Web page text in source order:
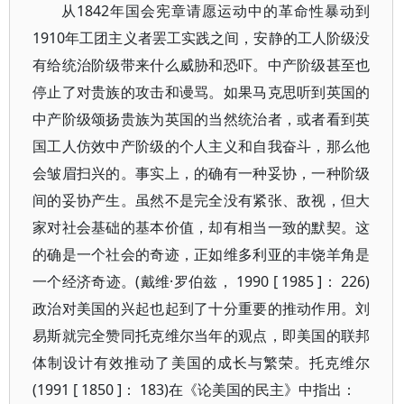
从1842年国会宪章请愿运动中的革命性暴动到
1910年工团主义者罢工实践之间，安静的工人阶级没
有给统治阶级带来什么威胁和恐吓。中产阶级甚至也
停止了对贵族的攻击和谩骂。如果马克思听到英国的
中产阶级颂扬贵族为英国的当然统治者，或者看到英
国工人仿效中产阶级的个人主义和自我奋斗，那么他
会皱眉扫兴的。事实上，的确有一种妥协，一种阶级
间的妥协产生。虽然不是完全没有紧张、敌视，但大
家对社会基础的基本价值，却有相当一致的默契。这
的确是一个社会的奇迹，正如维多利亚的丰饶羊角是
一个经济奇迹。(戴维·罗伯兹， 1990 [ 1985 ]： 226)
政治对美国的兴起也起到了十分重要的推动作用。刘
易斯就完全赞同托克维尔当年的观点，即美国的联邦
体制设计有效推动了美国的成长与繁荣。托克维尔
(1991 [ 1850 ]： 183)在《论美国的民主》中指出：